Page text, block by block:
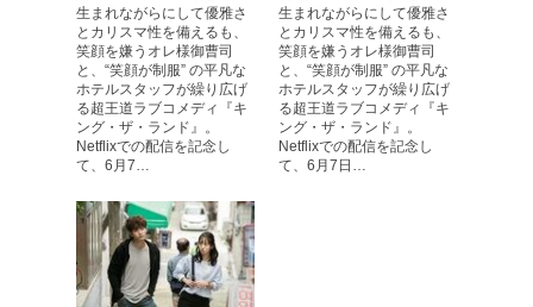
生まれながらにして優雅さ
とカリスマ性を備えるも、
笑顔を嫌うオレ様御曹司
と、“笑顔が制服” の平凡な
ホテルスタッフが繰り広げ
る超王道ラブコメディ『キ
ング・ザ・ランド』。
Netflixでの配信を記念し
て、6月7…
生まれながらにして優雅さ
とカリスマ性を備えるも、
笑顔を嫌うオレ様御曹司
と、“笑顔が制服” の平凡な
ホテルスタッフが繰り広げ
る超王道ラブコメディ『キ
ング・ザ・ランド』。
Netflixでの配信を記念し
て、6月7日…